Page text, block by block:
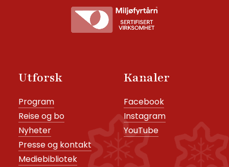
Utforsk
Program
Reise og bo
Nyheter
Presse og kontakt
Mediebibliotek
Kanaler
Facebook
Instagram
YouTube